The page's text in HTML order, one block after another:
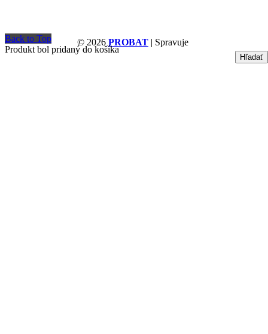
© 2026 PROBAT | Spravuje
Back to Top
Produkt bol pridaný do košíka